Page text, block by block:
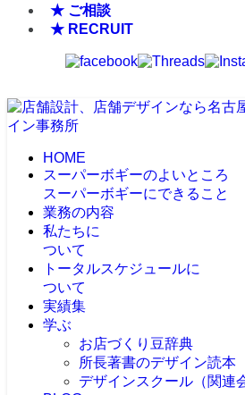
★ ご相談
★ RECRUIT
HOME
スーパーボギーのよいところ
スーパーボギーにできること
業務の内容
私たちに
ついて
トータルスケジュールに
ついて
実績集
学ぶ
お店づくり豆辞典
所長著書のデザイン読本
デザインスクール（関連